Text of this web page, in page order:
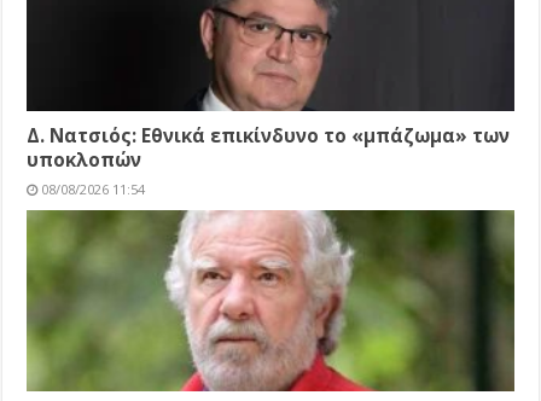
Δ. Νατσιός: Εθνικά επικίνδυνο το «μπάζωμα» των
υποκλοπών
08/08/2026 11:54